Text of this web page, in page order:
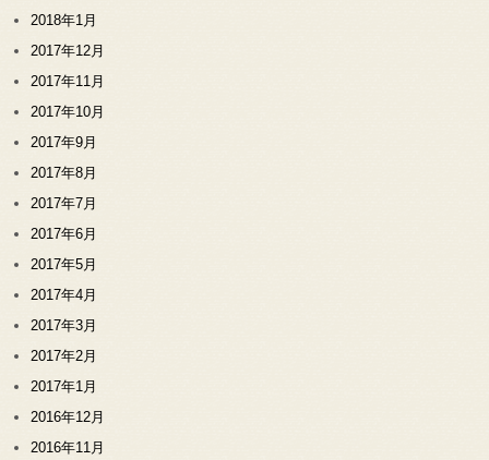
2018年1月
2017年12月
2017年11月
2017年10月
2017年9月
2017年8月
2017年7月
2017年6月
2017年5月
2017年4月
2017年3月
2017年2月
2017年1月
2016年12月
2016年11月